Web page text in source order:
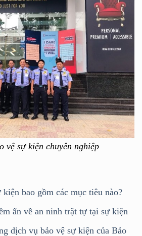
vệ sự kiện chuyên nghiệp
bao gồm các mục tiêu nào?
ẩn về an ninh trật tự tại sự kiện
dịch vụ bảo vệ sự kiện của Bảo